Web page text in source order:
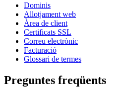
Dominis
Allotjament web
Àrea de client
Certificats SSL
Correu electrònic
Facturació
Glossari de termes
Preguntes freqüents